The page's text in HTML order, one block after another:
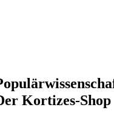
Kortizes-Shop